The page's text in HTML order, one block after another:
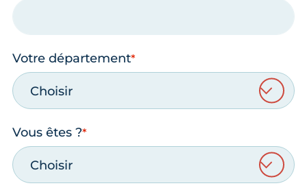
Votre département
Choisir
Vous êtes ?
Choisir